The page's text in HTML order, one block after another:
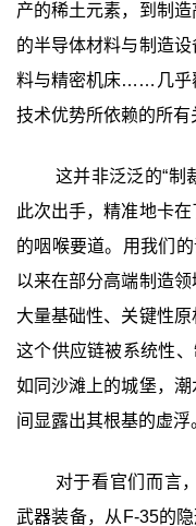
产的稀土元素，到制
的半导体材料与制造
料与精密机床……几乎
技术优势所依赖的所有
这并非泛泛的“制
此次出手，精准地卡
的咽喉要道。用我们
以来在部分高端制造
大量基础性、关键性
这个供应链被系统性
如同沙滩上的城堡，
间显露出其根基的虚浮
对于看官们而言
武器装备，从F-35的隐